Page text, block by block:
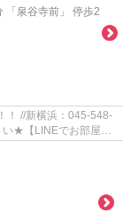
「泉⾕寺前」 停歩2
！ //新横浜：045-548-
い★【LINEでお部屋探